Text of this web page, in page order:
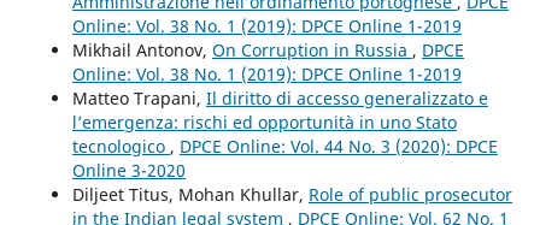
Online: Vol. 38 No. 1 (2019): DPCE Online 1-2019
Mikhail Antonov, On Corruption in Russia , DPCE
Online: Vol. 38 No. 1 (2019): DPCE Online 1-2019
Matteo Trapani, Il diritto di accesso generalizzato e
l’emergenza: rischi ed opportunità in uno Stato
tecnologico , DPCE Online: Vol. 44 No. 3 (2020): DPCE
Online 3-2020
Diljeet Titus, Mohan Khullar, Role of public prosecutor
in the Indian legal system , DPCE Online: Vol. 62 No. 1